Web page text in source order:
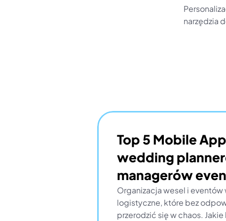
narzędzia
Top 5 Mobile
wedding
managerów
Organizacja wesel i
logistyczne, które bez
przerodzić się w chaos.